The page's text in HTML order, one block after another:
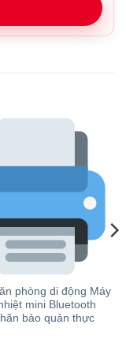
phòng di động Máy
mini Bluetooth
bảo quản thực